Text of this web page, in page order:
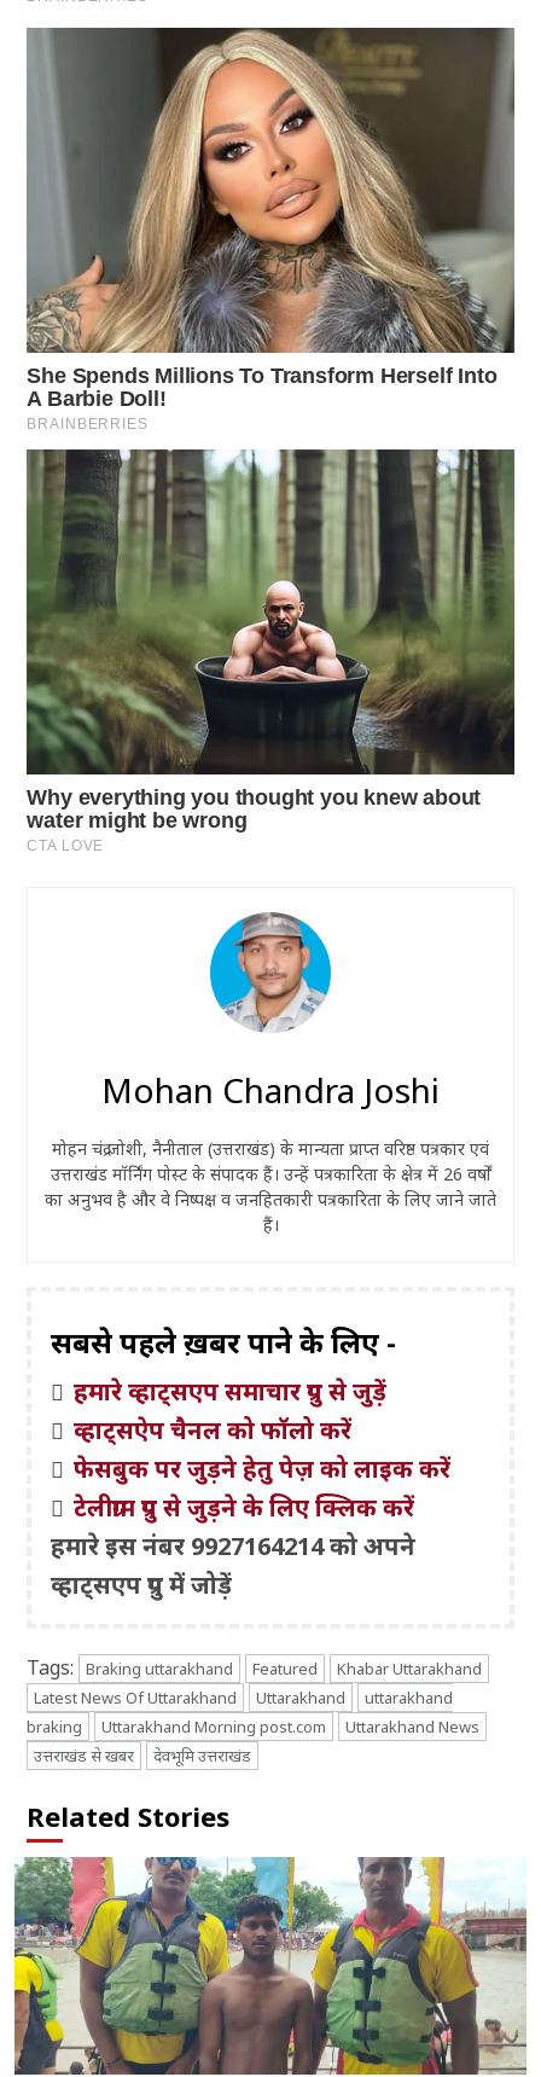
Mohan Chandra Joshi
मोहन चंद्र जोशी, नैनीताल (उत्तराखंड) के मान्यता प्राप्त वरिष्ठ पत्रकार एवं
उत्तराखंड मॉर्निंग पोस्ट के संपादक हैं। उन्हें पत्रकारिता के क्षेत्र में 26 वर्षों
का अनुभव है और वे निष्पक्ष व जनहितकारी पत्रकारिता के लिए जाने जाते
हैं।
सबसे पहले ख़बरें पाने के लिए -
हमारे व्हाट्सएप समाचार ग्रुप से जुड़ें
व्हाट्सऐप चैनल को फॉलो करें
फेसबुक पर जुड़ने हेतु पेज़ को लाइक करें
टेलीग्राम ग्रुप से जुड़ने के लिए क्लिक करें
हमारे इस नंबर 9927164214 को अपने
व्हाट्सएप ग्रुप में जोड़ें
Tags: Braking uttarakhand Featured
Khabar Uttarakhand
Latest News Of Uttarakhand
Uttarakhand
uttarakhand
braking
Uttarakhand Morning post.com
Uttarakhand News
उत्तराखंड से खबर
देवभूमि उत्तराखंड
Related Stories